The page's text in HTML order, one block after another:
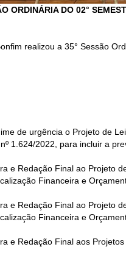
ORDINÁRIA DO 02°
realizou a 35° Sessão
de urgência o Projeto de
1.624/2022, para incluir a
e Redação Final ao Projeto
Financeira e
e Redação Final ao Projeto
Financeira e
e Redação Final aos